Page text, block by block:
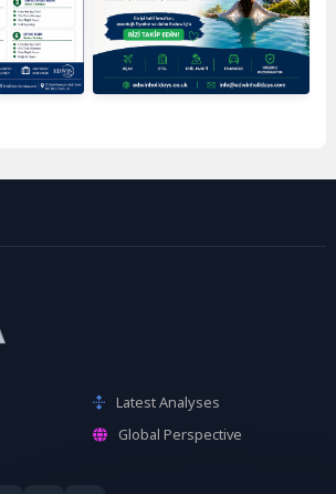
Latest Analyses
Global Perspective